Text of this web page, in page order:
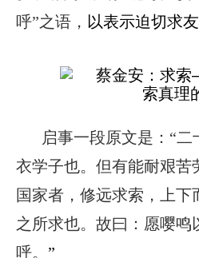
呼”之语， 以表示迫切求友
启事一段原文是：“
衣学子也。但有能耐艰苦
国家者，修远求索，上
之所求也。故曰：愿嘤鸣
呼。 ”